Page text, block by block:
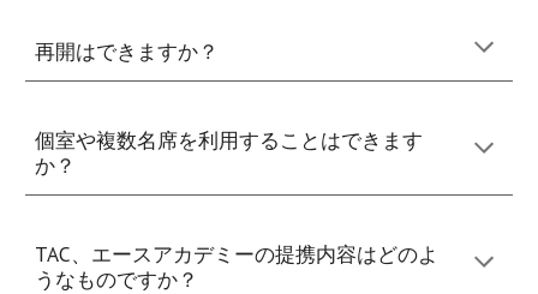
再開はできますか？
個室や複数名席を利用することはできます
か？
TAC、エースアカデミーの提携内容はどのよ
うなものですか？